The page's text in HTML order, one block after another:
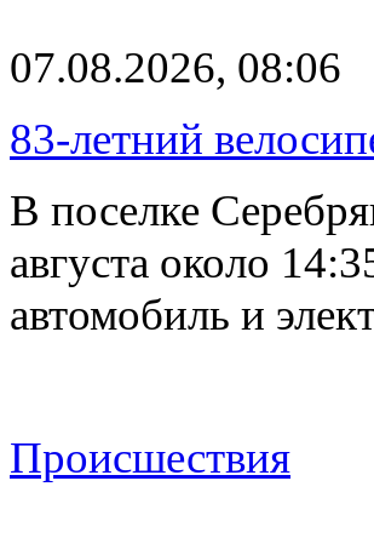
07.08.2026, 08:06
83-летний
В поселке
августа около
автомобиль и
Происшествия